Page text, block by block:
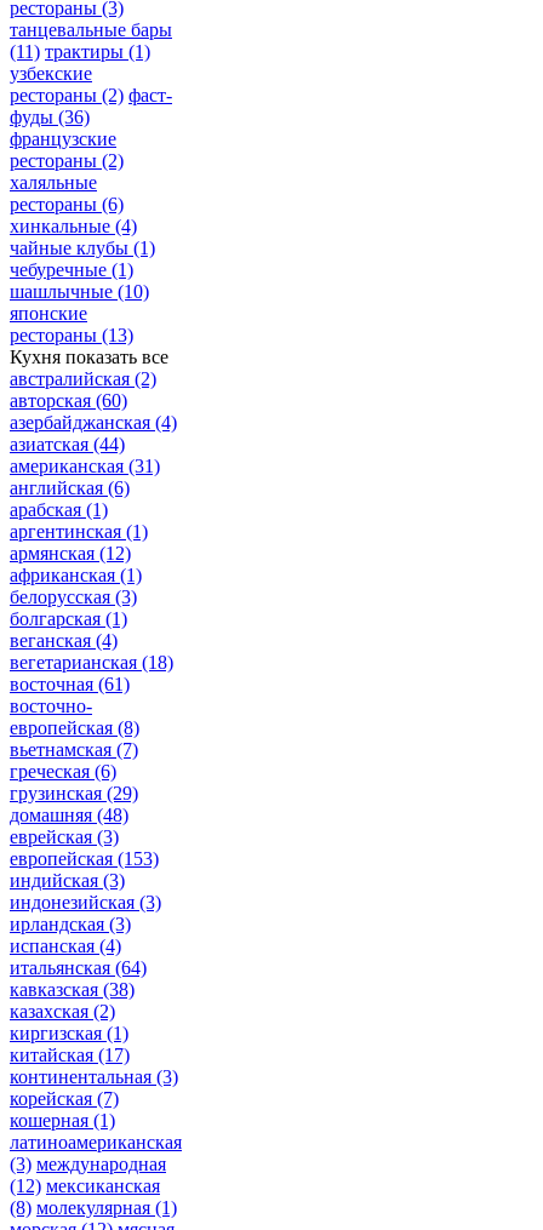
рестораны (3)
танцевальные бары
(11) трактиры (1)
узбекские
рестораны (2) фаст-
фуды (36)
французские
рестораны (2)
халяльные
рестораны (6)
хинкальные (4)
чайные клубы (1)
чебуречные (1)
шашлычные (10)
японские
рестораны (13)
Кухня показать все
австралийская (2)
авторская (60)
азербайджанская (4)
азиатская (44)
американская (31)
английская (6)
арабская (1)
аргентинская (1)
армянская (12)
африканская (1)
белорусская (3)
болгарская (1)
веганская (4)
вегетарианская (18)
восточная (61)
восточно-
европейская (8)
вьетнамская (7)
греческая (6)
грузинская (29)
домашняя (48)
еврейская (3)
европейская (153)
индийская (3)
индонезийская (3)
ирландская (3)
испанская (4)
итальянская (64)
кавказская (38)
казахская (2)
киргизская (1)
китайская (17)
континентальная (3)
корейская (7)
кошерная (1)
латиноамериканская
(3) международная
(12) мексиканская
(8) молекулярная (1)